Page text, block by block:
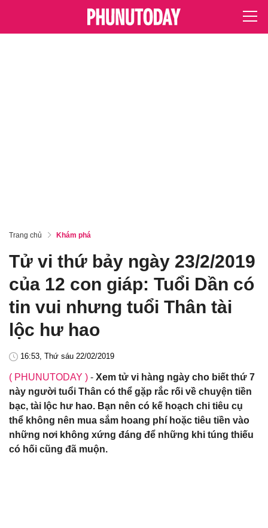
Trang chủ Khám phá
Tử vi thứ bảy ngày 23/2/2019
của 12 con giáp: Tuổi Dần có
tin vui nhưng tuổi Thân tài
lộc hư hao
16:53, Thứ sáu 22/02/2019
( PHUNUTODAY ) - Xem tử vi hàng ngày cho biết thứ 7
này người tuổi Thân có thể gặp rắc rối về chuyện tiền
bạc, tài lộc hư hao. Bạn nên có kế hoạch chi tiêu cụ
thể không nên mua sắm hoang phí hoặc tiêu tiền vào
những nơi không xứng đáng để những khi túng thiếu
có hối cũng đã muộn.